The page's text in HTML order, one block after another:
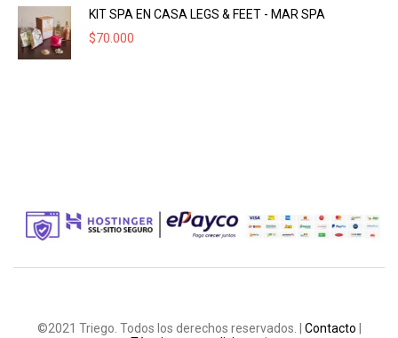
KIT SPA EN CASA LEGS & FEET - MAR SPA
$70.000
©2021 Triego. Todos los derechos reservados. | Contacto